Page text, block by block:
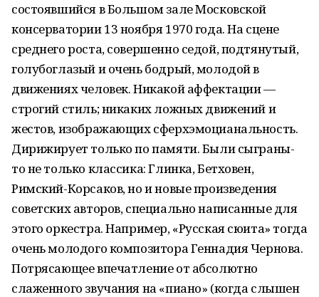
состоявшийся в Большом зале Московской
консерватории 13 ноября 1970 года. На сцене
среднего роста, совершенно седой, подтянутый,
голубоглазый и очень бодрый, молодой в
движениях человек. Никакой аффектации —
строгий стиль; никаких ложных движений и
жестов, изображающих сферхэмоцианальность.
Дирижирует только по памяти. Были сыграны-
то не только классика: Глинка, Бетховен,
Римский-Корсаков, но и новые произведения
советских авторов, специально написанные для
этого оркестра. Например, «Русская сюита» тогда
очень молодого композитора Геннадия Чернова.
Потрясающее впечатление от абсолютно
слаженного звучания на «пиано» (когда слышен